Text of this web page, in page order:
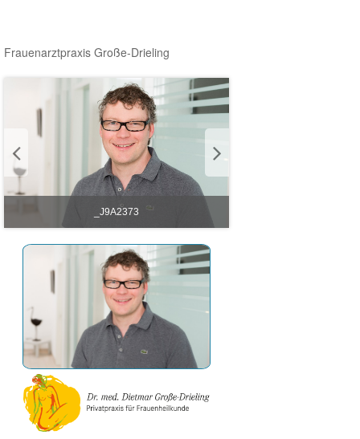
Frauenarztpraxis Große-Drieling
_J9A2373